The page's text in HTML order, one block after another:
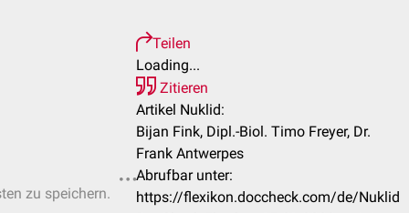
zu speichern.
Teilen
Loading...
Zitieren
Artikel Nuklid:
Bijan Fink, Dipl.-Biol. Timo Freyer, Dr.
Frank Antwerpes
Abrufbar unter:
https://flexikon.doccheck.com/de/Nuklid